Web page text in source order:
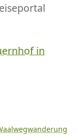
in